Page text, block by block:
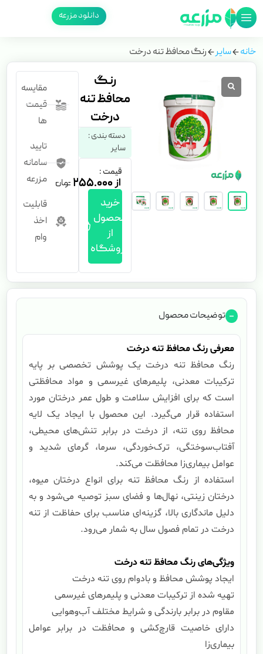
دانلود مزرعه
خانه سایر رنگ محافظ تنه درخت
رنگ
محافظ تنه
درخت
دسته بندی :
سایر
قیمت :
۲۵۵.۰۰۰
خرید
محصول
از
فروشگاه
مقایسه
قیمت
ها
تایید
سامانه
مزرعه
قابلیت
اخذ
وام
توضیحات محصول
معرفی رنگ محافظ تنه درخت
رنگ محافظ تنه درخت یک پوشش تخصصی بر پایه
ترکیبات معدنی، پلیمرهای غیرسمی و مواد محافظتی
است که برای افزایش سلامت و طول عمر درختان مورد
استفاده قرار می‌گیرد. این محصول با ایجاد یک لایه
محافظ روی تنه، از درخت در برابر تنش‌های محیطی،
آفتاب‌سوختگی، ترک‌خوردگی، سرما، گرمای شدید و
عوامل بیماری‌زا محافظت می‌کند.
استفاده از رنگ محافظ تنه برای انواع درختان میوه،
درختان زینتی، نهال‌ها و فضای سبز توصیه می‌شود و به
دلیل ماندگاری بالا، گزینه‌ای مناسب برای حفاظت از تنه
درخت در تمام فصول سال به شمار می‌رود.
ویژگی‌های رنگ محافظ تنه درخت
ایجاد پوشش محافظ و بادوام روی تنه درخت
تهیه شده از ترکیبات معدنی و پلیمرهای غیرسمی
مقاوم در برابر بارندگی و شرایط مختلف آب‌وهوایی
دارای خاصیت قارچ‌کشی و محافظت در برابر عوامل
بیماری‌زا